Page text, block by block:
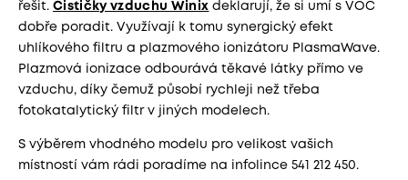
řešit. Čističky vzduchu Winix deklarují, že si umí s VOC
dobře poradit. Využívají k tomu synergický efekt
uhlíkového filtru a plazmového ionizátoru PlasmaWave.
Plazmová ionizace odbourává těkavé látky přímo ve
vzduchu, díky čemuž působí rychleji než třeba
fotokatalytický filtr v jiných modelech.
S výběrem vhodného modelu pro velikost vašich
místností vám rádi poradíme na infolince 541 212 450.